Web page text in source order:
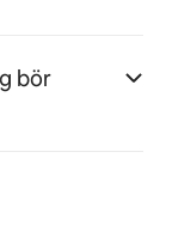
bör